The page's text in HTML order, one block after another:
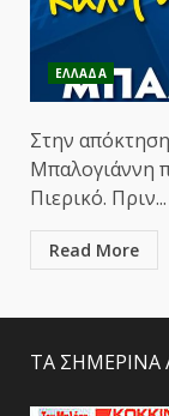
ΕΛΛΑΔΑ
Στην
Μπαλογιάννη
Πιερικό. Πριν...
Read More
ΤΑ ΣΗΜΕΡΙΝΑ